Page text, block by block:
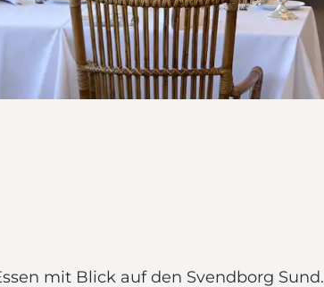
mit Blick auf den Svendborg Sund.